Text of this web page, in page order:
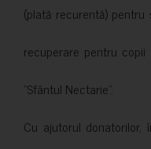
(plată recurentă)
recuperare pentru
”Sfântul Nectarie”.
Cu ajutorul